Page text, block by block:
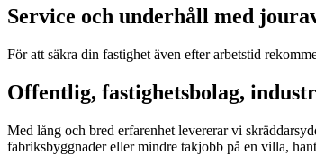
Service och underhåll med
För att säkra din fastighet även efter arbetstid
Offentlig, fastighetsbolag,
Med lång och bred erfarenhet levererar vi
fabriksbyggnader eller mindre takjobb på en villa,